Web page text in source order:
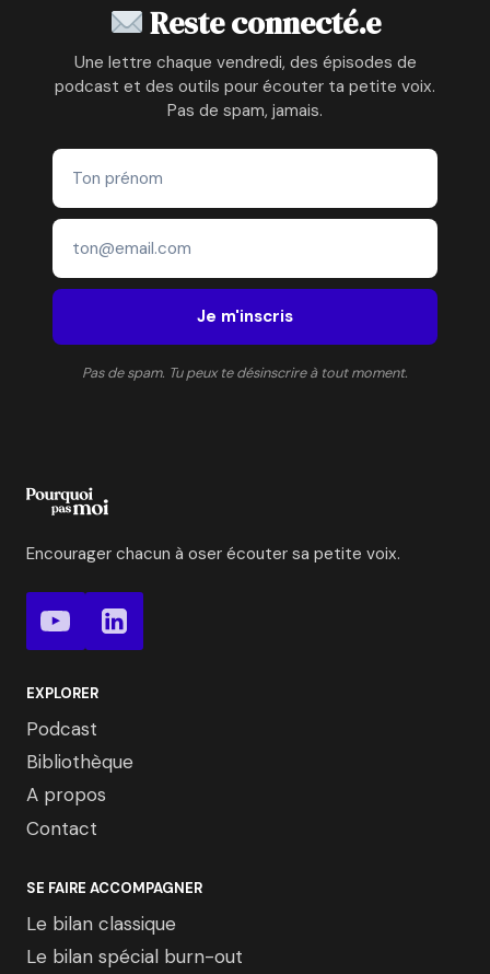
Reste connecté.e
Une lettre chaque vendredi, des épisodes de
podcast et des outils pour écouter ta petite voix.
Pas de spam, jamais.
Je m'inscris
Pas de spam. Tu peux te désinscrire à tout moment.
Encourager chacun à oser écouter sa petite voix.
EXPLORER
Podcast
Bibliothèque
A propos
Contact
SE FAIRE ACCOMPAGNER
Le bilan classique
Le bilan spécial burn-out